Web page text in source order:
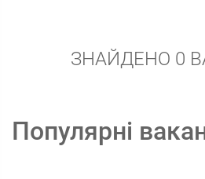
ЗНАЙДЕНО 0
Популярні